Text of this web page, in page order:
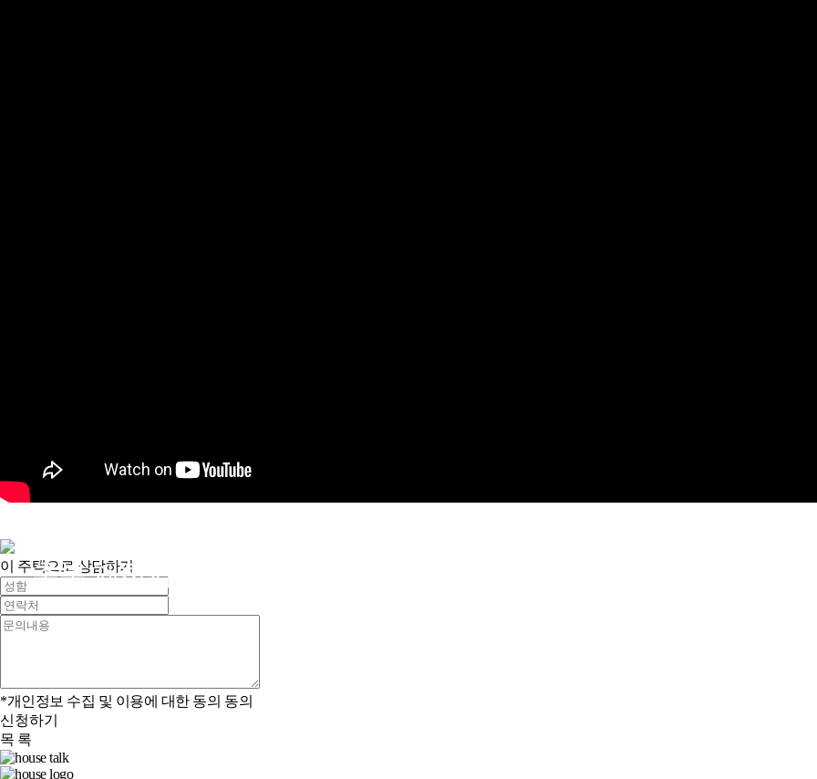
충북 제천시 도화리
이 주택으로 상담하기
*개인정보 수집 및 이용에 대한 동의 동의
신청하기
목 록